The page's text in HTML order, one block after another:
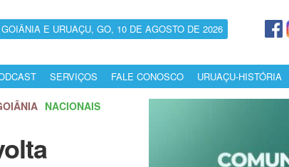
E URUAÇU, GO, 10 DE AGOSTO DE 2026
SERVIÇOS FALE CONOSCO URUAÇU-HISTÓRIA
NACIONAIS